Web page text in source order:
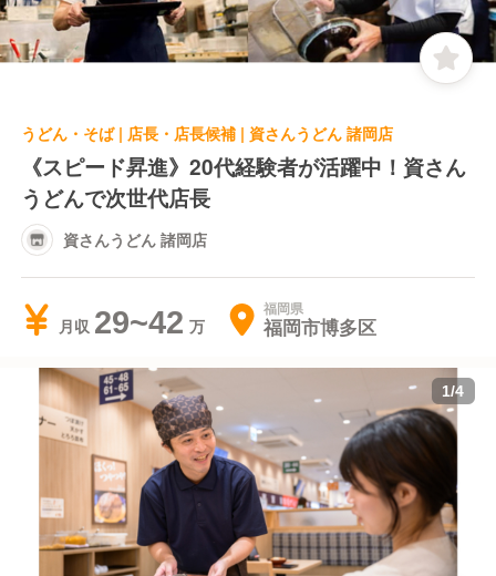
うどん・そば | 店長・店長候補 | 資さんうどん 諸岡店
《スピード昇進》20代経験者が活躍中！資さん
うどんで次世代店長
資さんうどん 諸岡店
月収 29~42 福岡県
福岡市博多区
1/4